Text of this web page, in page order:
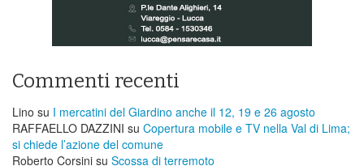
Commenti recenti
Lino su I mercatini del Giardino anche il 12, 19 e 26 agosto
RAFFAELLO DAZZINI su ​Copertura mobile e TV nella Val di Lima;
si chiede l’azione del comune
Roberto Corsini su Scossa di terremoto